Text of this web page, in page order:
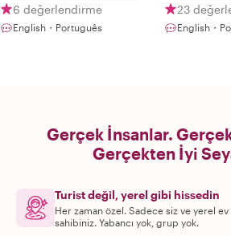
6 değerlendirme
English・Português
23
English・
Gerçek İnsanlar.
Gerçekten İyi
Turist değil, yerel gibi hissedin
Her zaman özel. Sadece siz ve yerel ev
sahibiniz. Yabancı yok, grup yok.